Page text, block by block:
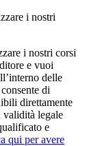
i nostri
i nostri corsi
e vuoi
delle
di
direttamente
validità legale
e
qui per avere